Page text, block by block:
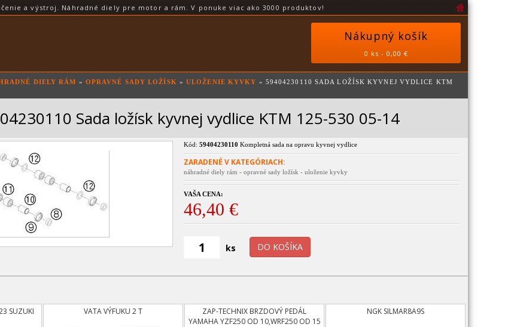
a výstroj. Náhradné diely pre motor a rám. V ponuke viac ako 3000 produktov!
Nákupný košík
0 ks - 0,00 €
DIELY RÁM » OPRAVNÉ SADY LOŽÍSK »ULOŽENIE KYVKY » 59404230110 SADA LOŽÍSK KYVNEJ VYDLICE KTM
Sada ložísk kyvnej vydlice KTM 125-530 05-14
Kód: 59404230110 Kompletná sada na opravu kyvnej vydlice
ZARADENÉ V KATEGÓRIACH:
náhradné diely rám - opravné sady ložísk - uloženie kyvky
VAŠA CENA:
46,40 €
ks
SUZUKI
VATA VÝFUKU 2 T
ZAP-TECHNIX BRZDOVÝ PEDÁL
YAMAHA YZF250 OD 10,WRF250 OD 15
NGK SILMAR8A9S